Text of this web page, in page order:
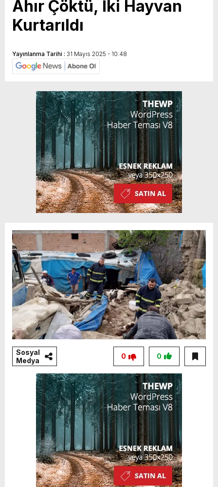
Ahır Çöktü, İki Hayvan
Kurtarıldı
Yayınlanma Tarihi : 31 Mayıs 2025 - 10:48
Sosyal
Medya
0
0